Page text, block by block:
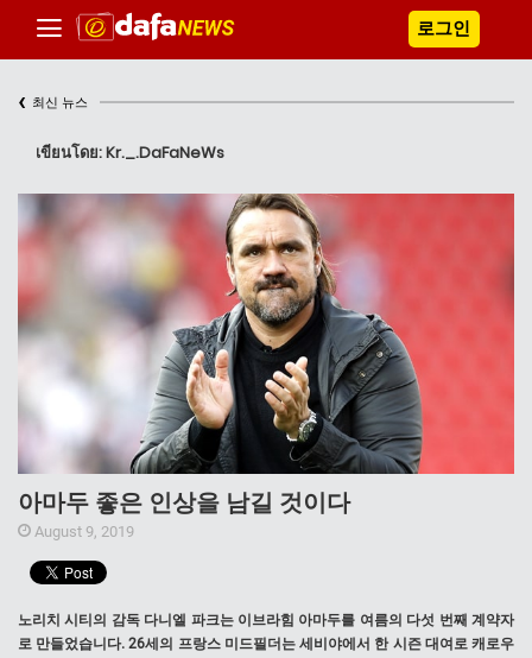
로그인
‹ 최신 뉴스
เขียนโดย: Kr._.DaFaNeWs
아마두 좋은 인상을 남길 것이다
August 9, 2019
노리치 시티의 감독 다니엘 파크는 이브라힘 아마두를 여름의 다섯 번째 계약자
로 만들었습니다. 26세의 프랑스 미드필더는 세비야에서 한 시즌 대여로 캐로우